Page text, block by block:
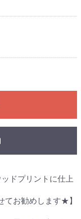
ドプリントに仕上
てお勧めします★】